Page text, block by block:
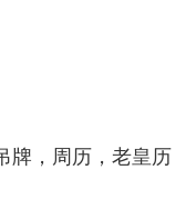
牌，周历，老皇历